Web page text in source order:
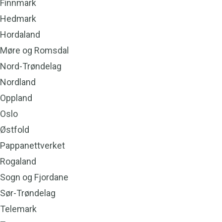
o
o
k
a
g
r
a
m
Finnmark
Hedmark
Hordaland
Møre og Romsdal
Nord-Trøndelag
Nordland
Oppland
Oslo
Østfold
Pappanettverket
Rogaland
Sogn og Fjordane
Sør-Trøndelag
Telemark